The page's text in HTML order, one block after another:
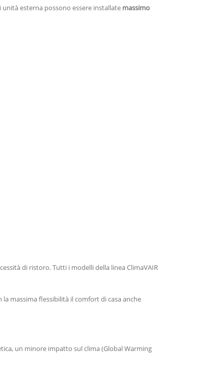
esterna possono essere installate massimo
di ristoro. Tutti i modelli della linea ClimaVAIR
massima flessibilità il comfort di casa anche
un minore impatto sul clima (Global Warming